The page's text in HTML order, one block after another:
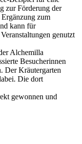
zur Förderung der
zum
kann für
genutzt
Alchemilla
Besucherinnen
Der Kräutergarten
Die dort
gewonnen und